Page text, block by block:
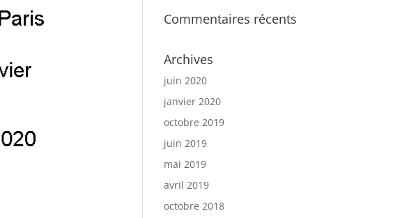
Commentaires récents
Archives
juin 2020
janvier 2020
octobre 2019
juin 2019
mai 2019
avril 2019
octobre 2018